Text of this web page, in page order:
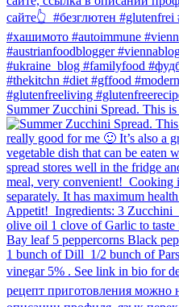
Summer Zucchini Spread.⁠ This